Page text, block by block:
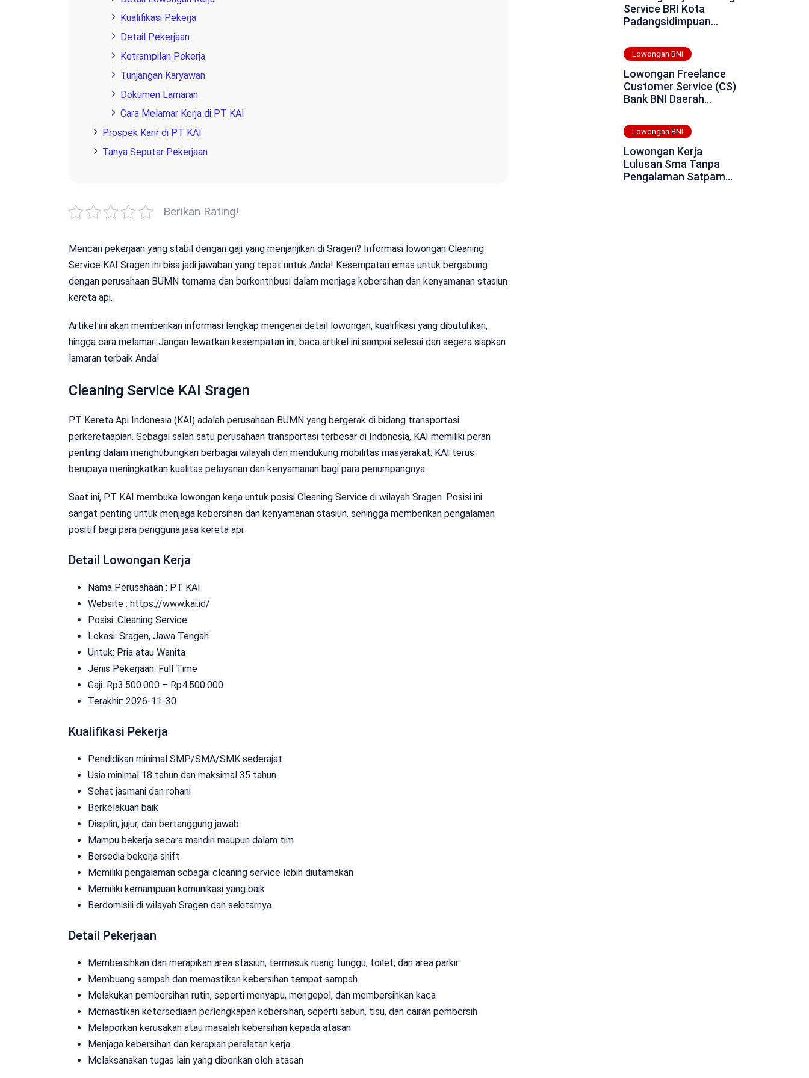
Kualifikasi Pekerja
Detail Pekerjaan
Ketrampilan Pekerja
Tunjangan Karyawan
Dokumen Lamaran
Cara Melamar Kerja di PT KAI
Prospek Karir di PT KAI
Tanya Seputar Pekerjaan
Berikan Rating!
Mencari pekerjaan yang stabil dengan gaji yang menjanjikan di Sragen? Informasi lowongan Cleaning
Service KAI Sragen ini bisa jadi jawaban yang tepat untuk Anda! Kesempatan emas untuk bergabung
dengan perusahaan BUMN ternama dan berkontribusi dalam menjaga kebersihan dan kenyamanan stasiun
kereta api.
Artikel ini akan memberikan informasi lengkap mengenai detail lowongan, kualifikasi yang dibutuhkan,
hingga cara melamar. Jangan lewatkan kesempatan ini, baca artikel ini sampai selesai dan segera siapkan
lamaran terbaik Anda!
Cleaning Service KAI Sragen
PT Kereta Api Indonesia (KAI) adalah perusahaan BUMN yang bergerak di bidang transportasi
perkeretaapian. Sebagai salah satu perusahaan transportasi terbesar di Indonesia, KAI memiliki peran
penting dalam menghubungkan berbagai wilayah dan mendukung mobilitas masyarakat. KAI terus
berupaya meningkatkan kualitas pelayanan dan kenyamanan bagi para penumpangnya.
Saat ini, PT KAI membuka lowongan kerja untuk posisi Cleaning Service di wilayah Sragen. Posisi ini
sangat penting untuk menjaga kebersihan dan kenyamanan stasiun, sehingga memberikan pengalaman
positif bagi para pengguna jasa kereta api.
Detail Lowongan Kerja
Nama Perusahaan : PT KAI
Website : https://www.kai.id/
Posisi: Cleaning Service
Lokasi: Sragen, Jawa Tengah
Untuk: Pria atau Wanita
Jenis Pekerjaan: Full Time
Gaji: Rp3.500.000 – Rp4.500.000
Terakhir: 2026-11-30
Kualifikasi Pekerja
Pendidikan minimal SMP/SMA/SMK sederajat
Usia minimal 18 tahun dan maksimal 35 tahun
Sehat jasmani dan rohani
Berkelakuan baik
Disiplin, jujur, dan bertanggung jawab
Mampu bekerja secara mandiri maupun dalam tim
Bersedia bekerja shift
Memiliki pengalaman sebagai cleaning service lebih diutamakan
Memiliki kemampuan komunikasi yang baik
Berdomisili di wilayah Sragen dan sekitarnya
Detail Pekerjaan
Membersihkan dan merapikan area stasiun, termasuk ruang tunggu, toilet, dan area parkir
Membuang sampah dan memastikan kebersihan tempat sampah
Melakukan pembersihan rutin, seperti menyapu, mengepel, dan membersihkan kaca
Memastikan ketersediaan perlengkapan kebersihan, seperti sabun, tisu, dan cairan pembersih
Melaporkan kerusakan atau masalah kebersihan kepada atasan
Menjaga kebersihan dan kerapian peralatan kerja
Melaksanakan tugas lain yang diberikan oleh atasan
Service BRI Kota
Padangsidimpuan
Lowongan BNI
Lowongan Freelance
Customer Service (CS)
Bank BNI Daerah
Lowongan BNI
Lowongan Kerja
Lulusan Sma Tanpa
Pengalaman Satpam